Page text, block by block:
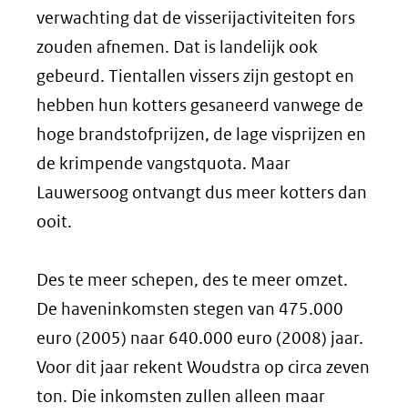
verwachting dat de visserijactiviteiten fors
zouden afnemen. Dat is landelijk ook
gebeurd. Tientallen vissers zijn gestopt en
hebben hun kotters gesaneerd vanwege de
hoge brandstofprijzen, de lage visprijzen en
de krimpende vangstquota. Maar
Lauwersoog ontvangt dus meer kotters dan
ooit.
Des te meer schepen, des te meer omzet.
De haveninkomsten stegen van 475.000
euro (2005) naar 640.000 euro (2008) jaar.
Voor dit jaar rekent Woudstra op circa zeven
ton. Die inkomsten zullen alleen maar